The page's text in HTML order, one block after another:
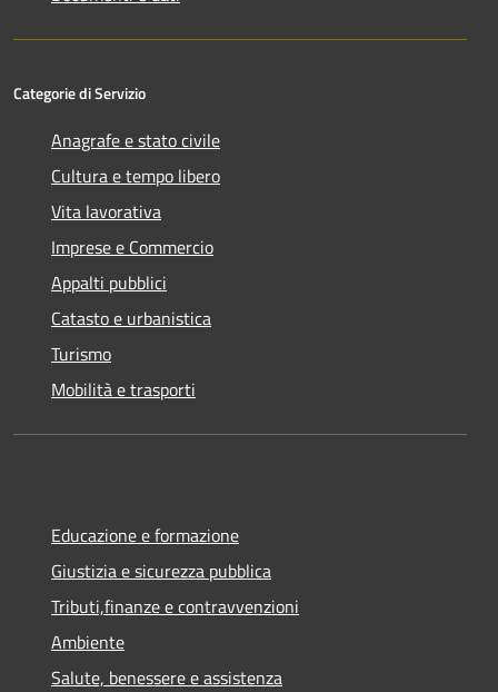
Categorie di Servizio
Anagrafe e stato civile
Cultura e tempo libero
Vita lavorativa
Imprese e Commercio
Appalti pubblici
Catasto e urbanistica
Turismo
Mobilità e trasporti
Educazione e formazione
Giustizia e sicurezza pubblica
Tributi,finanze e contravvenzioni
Ambiente
Salute, benessere e assistenza